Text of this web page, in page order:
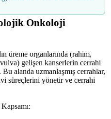
Onkoloji
üreme organlarında (rahim,
gelişen kanserlerin cerrahi
alanda uzmanlaşmış cerrahlar,
süreçlerini yönetir ve cerrahi